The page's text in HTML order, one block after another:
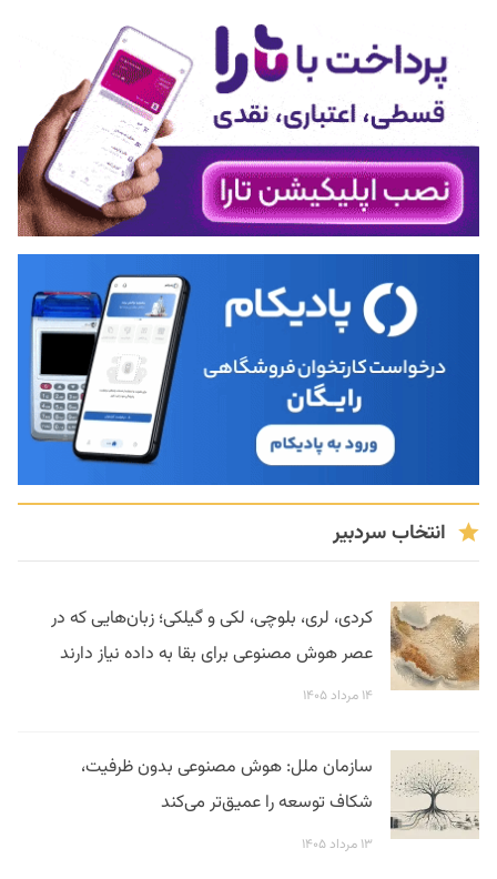
انتخاب سردبیر
کردی، لری، بلوچی، لکی و گیلکی؛ زبان‌هایی که در
عصر هوش مصنوعی برای بقا به داده نیاز دارند
۱۴ مرداد ۱۴۰۵
سازمان ملل: هوش مصنوعی بدون ظرفیت،
شکاف توسعه را عمیق‌تر می‌کند
۱۳ مرداد ۱۴۰۵